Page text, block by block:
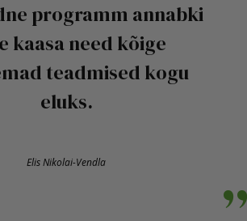
programm annabki
kaasa need kõige
teadmised kogu
eluks.
Elis Nikolai-Vendla